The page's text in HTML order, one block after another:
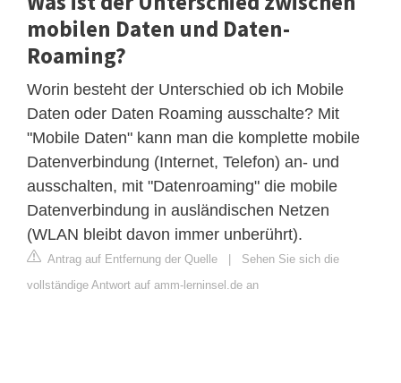
mobilen Daten und Daten-
Roaming?
Worin besteht der Unterschied ob ich Mobile
Daten oder Daten Roaming ausschalte? Mit
"Mobile Daten" kann man die komplette mobile
Datenverbindung (Internet, Telefon) an- und
ausschalten, mit "Datenroaming" die mobile
Datenverbindung in ausländischen Netzen
(WLAN bleibt davon immer unberührt).
Antrag auf Entfernung der Quelle | Sehen Sie sich die
vollständige Antwort auf amm-lerninsel.de an